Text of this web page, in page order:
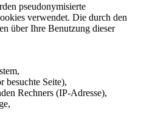
pseudonymisierte
verwendet. Die durch den
über Ihre Benutzung dieser
besuchte Seite),
Rechners (IP-Adresse),